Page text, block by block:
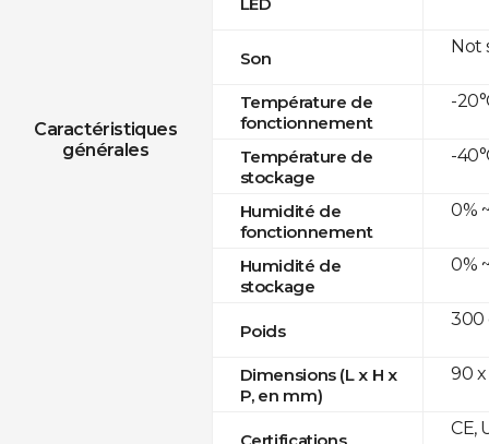
Caractéristiques
générales
Son
Température de
fonctionnement
Température de
stockage
Humidité de
fonctionnement
Humidité de
stockage
Poids
Dimensions (L x H x
P, en mm)
Certifications
Not
-
-
0%
0%
300
90 x
CE,